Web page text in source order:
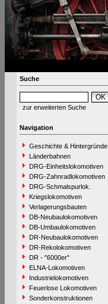
Suche
zur erweiterten Suche
Navigation
Geschichte & Hintergründe
Länderbahnen
DRG-Einheitslokomotiven
DRG-Zahnradlokomotiven
DRG-Schmalspurlok.
Kriegslokomotiven
Verlagerungsbauten
DB-Neubaulokomotiven
DB-Umbaulokomotiven
DR-Neubaulokomotiven
DR-Rekolokomotiven
DR - "6000er"
ELNA-Lokomotiven
Industrielokomotiven
Feuerlose Lokomotiven
Sonderkonstruktionen